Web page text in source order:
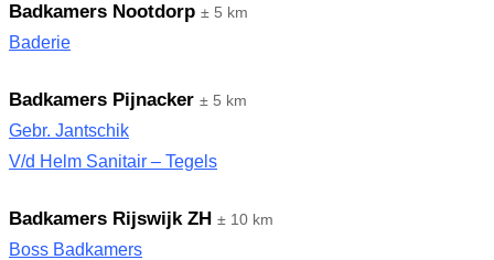
Badkamers Nootdorp ± 5 km
Baderie
Badkamers Pijnacker ± 5 km
Gebr. Jantschik
V/d Helm Sanitair – Tegels
Badkamers Rijswijk ZH ± 10 km
Boss Badkamers